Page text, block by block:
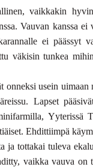
vaikkakin
Vauvan kanssa
ei päässyt
väkisin tunkea
onneksi usein
Lapset
Yyterissä
Ehdittiimpä
ja tottakai tuleva
vaikka vauva on